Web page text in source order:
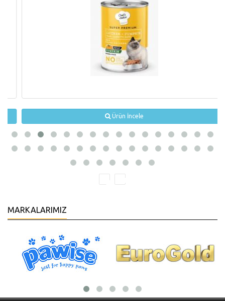
Ürün İncele
MARKALARIMIZ